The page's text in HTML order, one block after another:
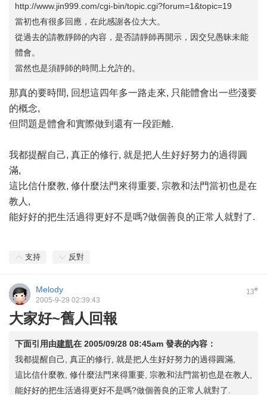
http://www.jin999.com/cgi-bin/topic.cgi?forum=1&topic=19
當初也有很多回應，在此感謝各位大大。
從過去的請教靜師的內容，是否請靜師再開示，因交兒愚昧未能
體會。
當然也是須靜師的時間上允許的。
那真的要時間, 回想這四年多一路走來, 只能體會出一些淺要
的概念,
但問題是體會和實際做到還有一段距離.
我都提醒自己, 真正的修行, 就是把人生好好努力的過得圓
滿,
這比信什麼教, 修什麼法門來得重要, 宗教和法門當初也是在
教人,
能好好的把生活過得更好不是嗎?做個善良的正常人就對了.
支持 反對
13#
Melody
2005-9-29 02:39:43
大家好~舊人回報
下面引用由建凱在 2005/09/28 08:45am 發表的內容：
我都提醒自己, 真正的修行, 就是把人生好好努力的過得圓滿,
這比信什麼教, 修什麼法門來得重要, 宗教和法門當初也是在教人,
能好好的把生活過得更好不是嗎?做個善良的正常人就對了.